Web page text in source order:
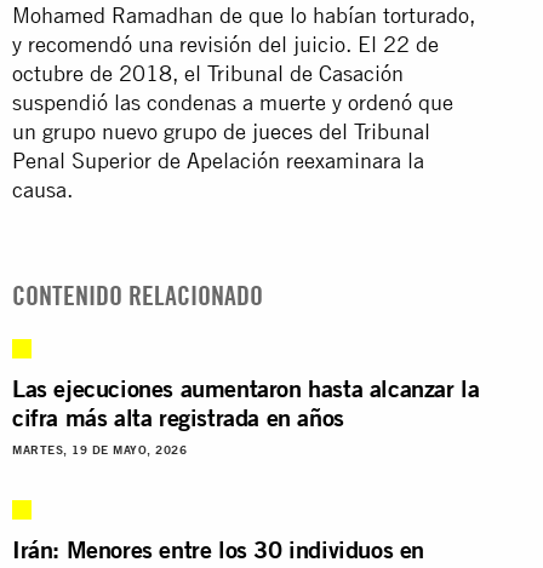
Mohamed Ramadhan de que lo habían torturado,
y recomendó una revisión del juicio. El 22 de
octubre de 2018, el Tribunal de Casación
suspendió las condenas a muerte y ordenó que
un grupo nuevo grupo de jueces del Tribunal
Penal Superior de Apelación reexaminara la
causa.
CONTENIDO RELACIONADO
Las ejecuciones aumentaron hasta alcanzar la
cifra más alta registrada en años
MARTES, 19 DE MAYO, 2026
Irán: Menores entre los 30 individuos en